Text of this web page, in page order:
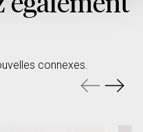
connexes.